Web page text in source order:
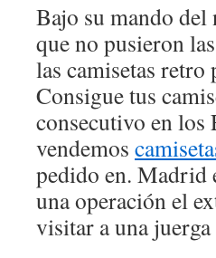
Bajo su mando
que no pusieron
las camisetas
Consigue tus
consecutivo en los
vendemos
pedido en. Madrid
una operación el
visitar a una juerga